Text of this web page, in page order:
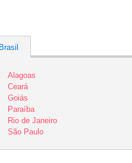
Alagoas
Ceará
Goiás
Paraíba
Rio de Janeiro
São Paulo